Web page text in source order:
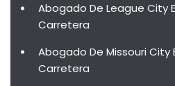
Abogado De League City
Carretera
Abogado De Missouri City
Carretera